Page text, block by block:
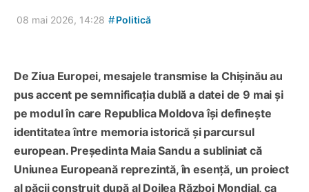
08 mai 2026, 14:28 #Politică
De Ziua Europei, mesajele transmise la Chișinău au
pus accent pe semnificația dublă a datei de 9 mai și
pe modul în care Republica Moldova își definește
identitatea între memoria istorică și parcursul
european. Președinta Maia Sandu a subliniat că
Uniunea Europeană reprezintă, în esență, un proiect
al păcii construit după al Doilea Război Mondial, ca